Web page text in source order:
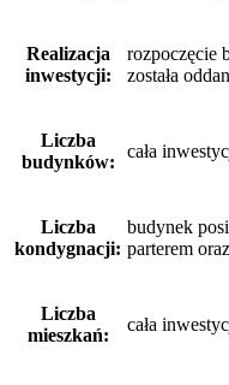
Realizacja
inwestycji:
rozpoczęcie
została
Liczba
budynków:
cała
Liczba
kondygnacji:
budynek
parterem
Liczba
mieszkań:
cała